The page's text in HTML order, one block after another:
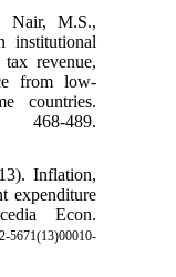
Nair, M.S.,
institutional
revenue,
from low-
countries.
489.
Inflation,
expenditure
Econ.
5671(13)00010-